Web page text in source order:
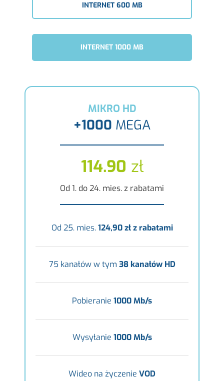
INTERNET 600 MB
INTERNET 1000 MB
MIKRO HD
+1000 MEGA
114.90 zł
Od 1. do 24. mies. z rabatami
Od 25. mies.124,90 zł z rabatami
75 kanałów w tym 38 kanałów HD
Pobieranie 1000 Mb/s
Wysyłanie 1000 Mb/s
Wideo na życzenie VOD